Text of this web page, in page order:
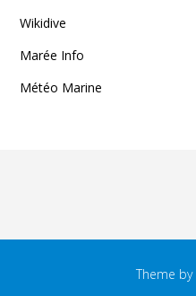
Wikidive
Marée Info
Météo Marine
Theme by